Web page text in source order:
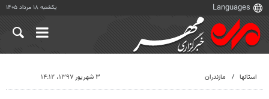
یکشنبه ۱۸ مرداد ۱۴۰۵
استانها مازندران ۳ شهریور ۱۳۹۷، ۱۴:۱۲